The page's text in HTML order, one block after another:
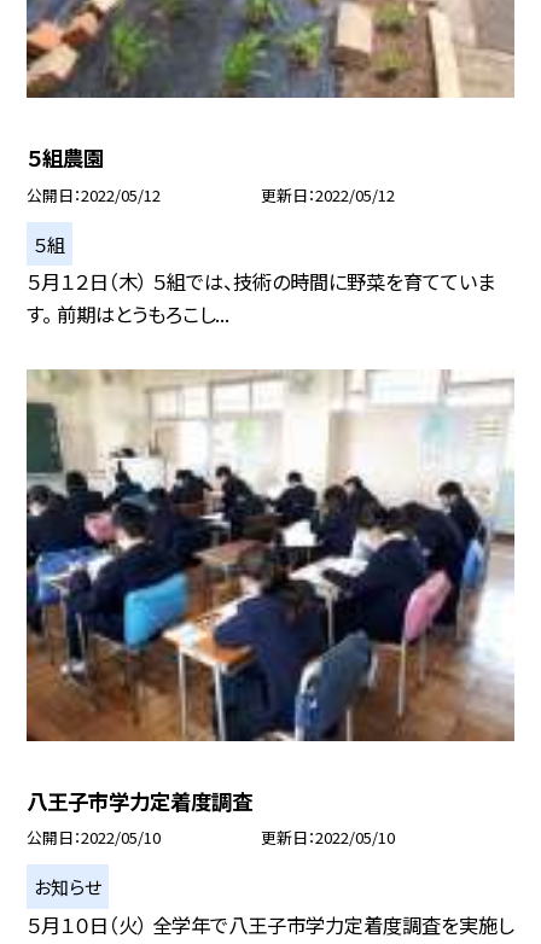
５組農園
公開日 2022/05/12 更新日 2022/05/12
５組
５月１２日（木） ５組では、技術の時間に野菜を育てていま
す。 前期はとうもろこし...
八王子市学力定着度調査
公開日 2022/05/10 更新日 2022/05/10
お知らせ
５月１０日（火） 全学年で八王子市学力定着度調査を実施し